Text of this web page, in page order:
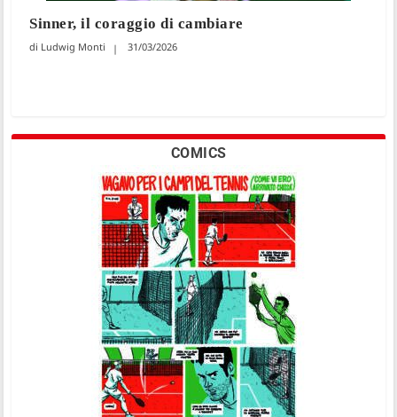
Sinner, il coraggio di cambiare
Ludwig Monti 31/03/2026
COMICS